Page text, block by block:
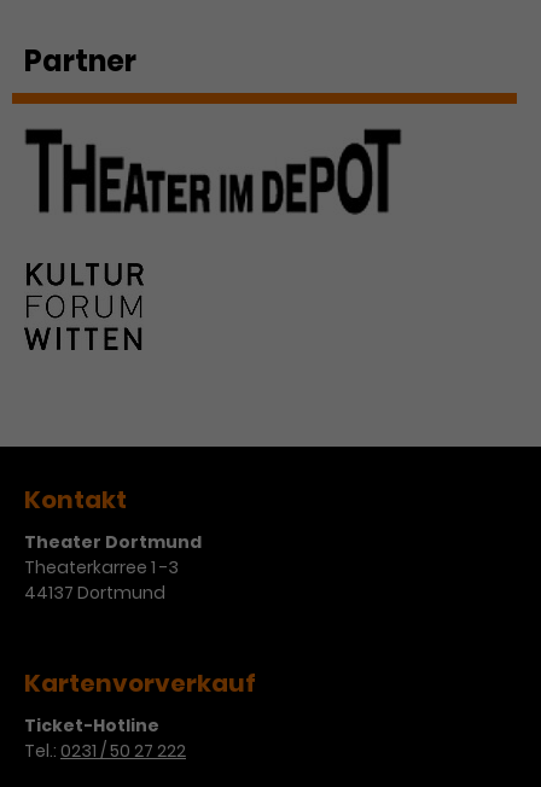
Partner
Kontakt
Theater Dortmund
Theaterkarree 1 -3
44137 Dortmund
Kartenvorverkauf
Ticket-Hotline
Tel.: 0231 / 50 27 222